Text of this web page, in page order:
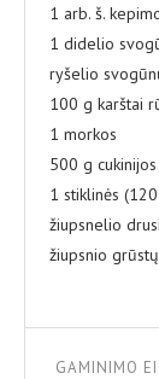
1 arb. š.
1 didelio
ryšelio
100 g karštai
1 morkos
500 g cukinijos
1 stiklinės
žiupsnelio
žiupsnio
GAMINIMO